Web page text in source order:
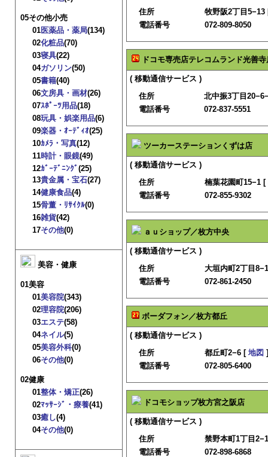
05その他小売
01医薬品・薬局(134)
02化粧品(70)
03寝具(22)
04ガソリン(50)
05書籍(40)
06文房具・画材(26)
07ｽﾎﾟｰﾂ用品(18)
08玩具・娯楽用品(6)
09楽器・ｵｰﾃﾞｨｵ(25)
10ｶﾒﾗ・写真(12)
11時計・眼鏡(49)
12ｶﾞｰﾃﾞﾆﾝｸﾞ(25)
13貴金属・宝石(27)
14健康食品(4)
15骨董・ﾘｻｲｸﾙ(0)
16雑貨(42)
17その他(0)
美容・健康
01美容
01美容院(343)
02理容院(206)
03エステ(58)
04ネイル(5)
05美容外科(0)
06その他(0)
02健康
01整体・矯正(26)
02ﾏｯｻｰｼﾞ・療養(41)
03癒し(4)
04その他(0)
住所
牧野阪2丁目
電話番号
072-809-8050
ドコモ専売店テレコムランド光善寺
( 移動通信サービス )
住所
北中振3丁目
電話番号
072-837-5551
ツーカーステーションくずは店
( 移動通信サービス )
住所
楠葉花園町15−1 [
電話番号
072-855-9302
ａｕショップ／枚方中央
( 移動通信サービス )
住所
大垣内町2丁目
電話番号
072-861-2450
ボーダフォン／枚方都丘
( 移動通信サービス )
住所
都丘町2−6 [ 地図 ]
電話番号
072-805-6400
ドコモショップ枚方宮之阪店
( 移動通信サービス )
住所
禁野本町1丁目
電話番号
072-898-6868